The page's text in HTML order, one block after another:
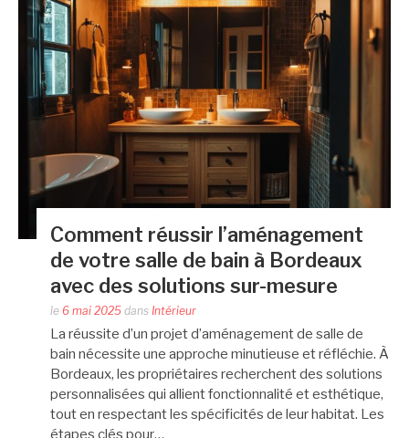
Comment réussir l’aménagement
de votre salle de bain à Bordeaux
avec des solutions sur-mesure
le 6 mai 2025 dans Intérieur
La réussite d’un projet d’aménagement de salle de
bain nécessite une approche minutieuse et réfléchie. À
Bordeaux, les propriétaires recherchent des solutions
personnalisées qui allient fonctionnalité et esthétique,
tout en respectant les spécificités de leur habitat. Les
étapes clés pour…